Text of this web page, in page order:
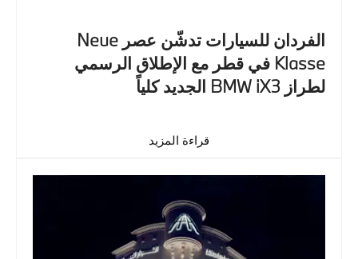
الفردان للسيارات تدشّن عصر Neue
Klasse في قطر مع الإطلاق الرسمي
لطراز BMW iX3 الجديد كلياً
قراءة المزيد